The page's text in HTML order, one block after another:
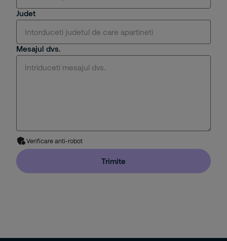
Monitorizare/ monitorizare de la distanta
Interventie
Instalare si Mentenanta
Escorta
Judet
Mesajul dvs.
Verificare anti-robot
Trimite